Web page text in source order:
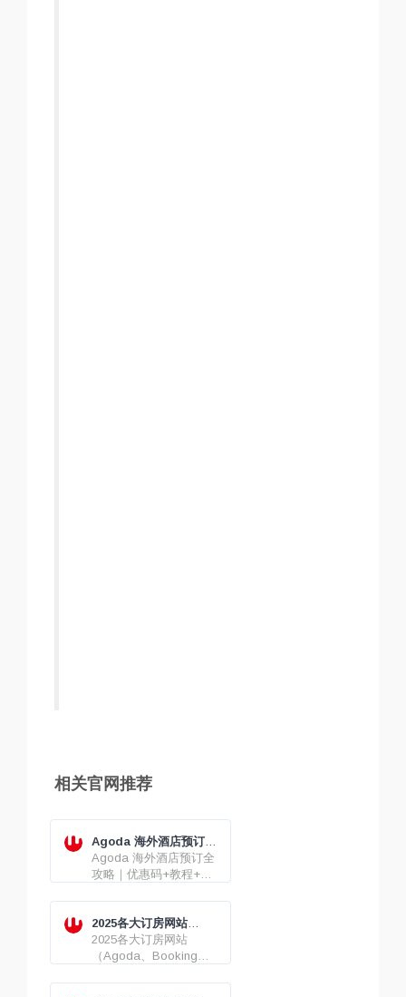
相关官网推荐
Agoda 海外酒店预订全
攻略｜优惠码+教程+避
坑
Agoda 海外酒店预订全
攻略｜优惠码+教程+避
2025各大订房网站
（Agoda、Booking、
Hotels、Expedia）最
2025各大订房网站
（Agoda、Booking、